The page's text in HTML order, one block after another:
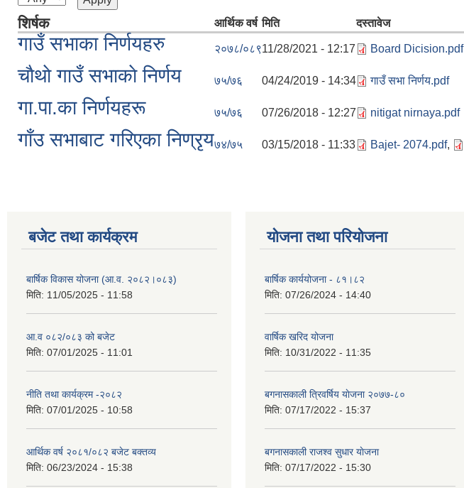
शिर्षक आर्थिक वर्ष मिति दस्तावेज
गाउँ सभाका निर्णयहरु २०७८/०८९11/28/2021 - 12:17 Board Dicision.pdf
चाैथाे गाउँ सभाकाे निर्णय ७५/७६ 04/24/2019 - 14:34 गाउँ सभा निर्णय.pdf
गा.पा.का निर्णयहरू ७५/७६ 07/26/2018 - 12:27 nitigat nirnaya.pdf
गाँउ सभाबाट गरिएका निण्रृय७४/७५ 03/15/2018 - 11:33 Bajet- 2074.pdf,
बजेट तथा कार्यक्रम
बार्षिक विकास योजना (आ.व. २०८२।०८३)
मिति: 11/05/2025 - 11:58
आ.व ०८२/०८३ को बजेट
मिति: 07/01/2025 - 11:01
नीति तथा कार्यक्रम -२०८२
मिति: 07/01/2025 - 10:58
आर्थिक वर्ष २०८१/०८२ बजेट बक्तव्य
मिति: 06/23/2024 - 15:38
योजना तथा परियोजना
बार्षिक कार्ययोजना - ८१।८२
मिति: 07/26/2024 - 14:40
वार्षिक खरिद योजना
मिति: 10/31/2022 - 11:35
बगनासकाली त्रिवर्षिय याेजना २०७७-८०
मिति: 07/17/2022 - 15:37
बगनासकाली राजश्व सुधार याेजना
मिति: 07/17/2022 - 15:30